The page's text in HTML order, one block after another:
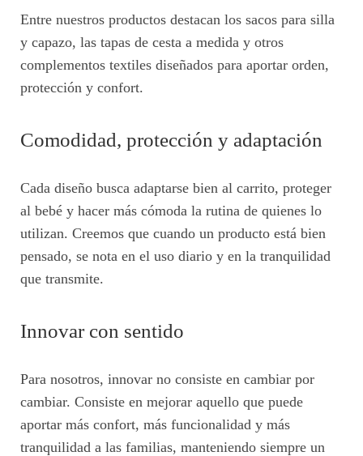
Entre nuestros productos destacan los sacos para silla
y capazo, las tapas de cesta a medida y otros
complementos textiles diseñados para aportar orden,
protección y confort.
Comodidad, protección y adaptación
Cada diseño busca adaptarse bien al carrito, proteger
al bebé y hacer más cómoda la rutina de quienes lo
utilizan. Creemos que cuando un producto está bien
pensado, se nota en el uso diario y en la tranquilidad
que transmite.
Innovar con sentido
Para nosotros, innovar no consiste en cambiar por
cambiar. Consiste en mejorar aquello que puede
aportar más confort, más funcionalidad y más
tranquilidad a las familias, manteniendo siempre un